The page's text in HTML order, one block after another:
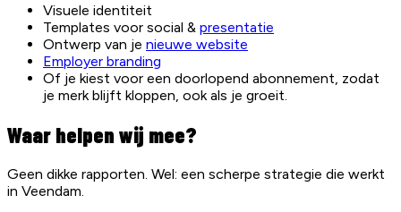
Visuele identiteit
Templates voor social & presentatie
Ontwerp van je nieuwe website
Employer branding
Of je kiest voor een doorlopend abonnement, zodat
je merk blijft kloppen, ook als je groeit.
Waar helpen wij mee?
Geen dikke rapporten. Wel: een scherpe strategie die werkt
in Veendam.